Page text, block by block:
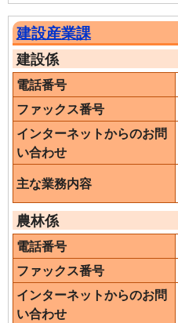
建設産業課
建設係
電話番号
ファックス番号
インターネットからのお問
い合わせ
主な業務内容
農林係
電話番号
ファックス番号
インターネットからのお問
い合わせ